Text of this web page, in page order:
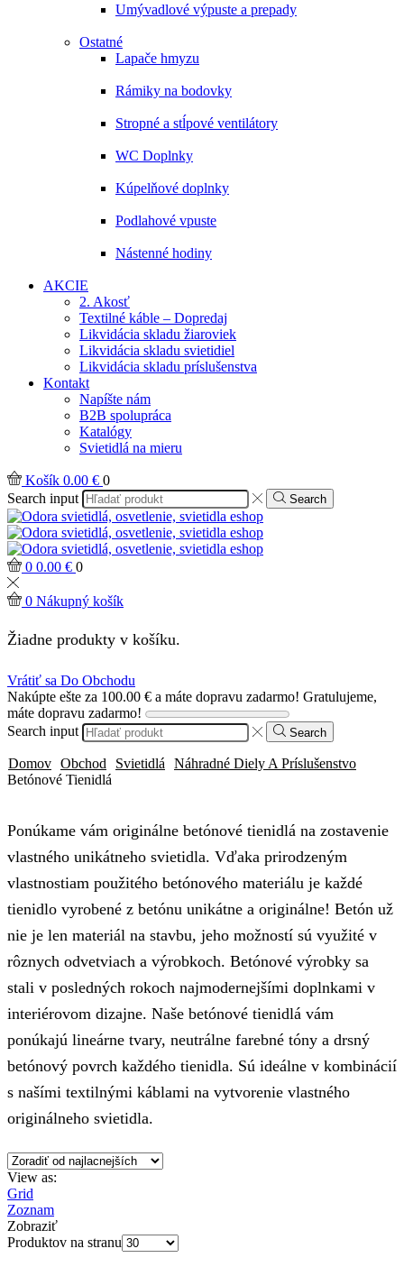
Umývadlové výpuste a prepady
Ostatné
Lapače hmyzu
Rámiky na bodovky
Stropné a stĺpové ventilátory
WC Doplnky
Kúpelňové doplnky
Podlahové vpuste
Nástenné hodiny
AKCIE
2. Akosť
Textilné káble – Dopredaj
Likvidácia skladu žiaroviek
Likvidácia skladu svietidiel
Likvidácia skladu príslušenstva
Kontakt
Napíšte nám
B2B spolupráca
Katalógy
Svietidlá na mieru
Košík 0.00 € 0
Search input
Search
0 0.00 € 0
0 Nákupný košík
Žiadne produkty v košíku.
Vrátiť sa Do Obchodu
Nakúpte ešte za 100.00 € a máte dopravu zadarmo! Gratulujeme,
máte dopravu zadarmo!
Search input
Search
Domov Obchod Svietidlá
Náhradné Diely A Príslušenstvo
Betónové Tienidlá
Ponúkame vám originálne betónové tienidlá na zostavenie
vlastného unikátneho svietidla. Vďaka prirodzeným
vlastnostiam použitého betónového materiálu je každé
tienidlo vyrobené z betónu unikátne a originálne! Betón už
nie je len materiál na stavbu, jeho možností sú využité v
rôznych odvetviach a výrobkoch. Betónové výrobky sa
stali v posledných rokoch najmodernejšími doplnkami v
interiérovom dizajne. Naše betónové tienidlá vám
ponúkajú lineárne tvary, neutrálne farebné tóny a drsný
betónový povrch každého tienidla. Sú ideálne v kombinácií
s našími textilnými káblami na vytvorenie vlastného
originálneho svietidla.
View as:
Grid
Zoznam
Zobraziť
Produktov na stranu